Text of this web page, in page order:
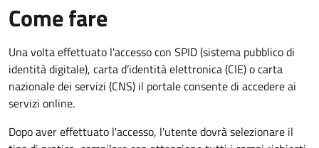
Come fare
Una volta effettuato l'accesso con SPID (sistema pubblico di
identità digitale), carta d’identità elettronica (CIE) o carta
nazionale dei servizi (CNS) il portale consente di accedere ai
servizi online.
Dopo aver effettuato l'accesso, l'utente dovrà selezionare il